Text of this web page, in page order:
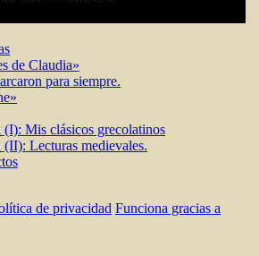
de Claudia»
para siempre.
(I): Mis clásicos grecolatinos
Lecturas medievales.
de privacidad Funciona gracias a